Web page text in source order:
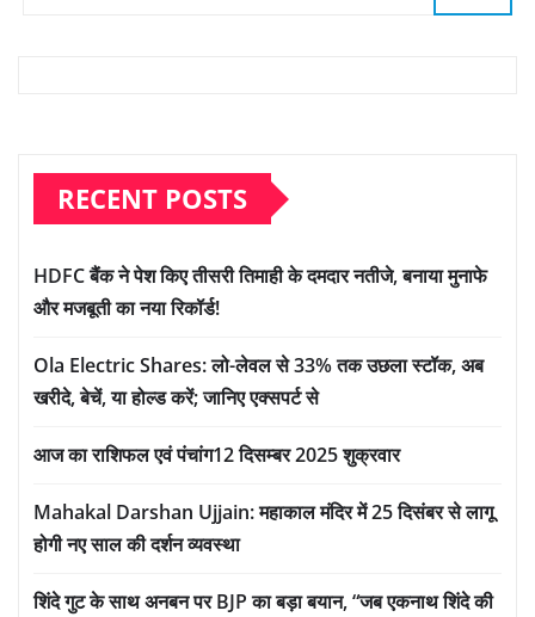
RECENT POSTS
HDFC बैंक ने पेश किए तीसरी तिमाही के दमदार नतीजे, बनाया मुनाफे
और मजबूती का नया रिकॉर्ड!
Ola Electric Shares: लो-लेवल से 33% तक उछला स्टॉक, अब
खरीदे, बेचें, या होल्ड करें; जानिए एक्सपर्ट से
आज का राशिफल एवं पंचांग12 दिसम्बर 2025 शुक्रवार
Mahakal Darshan Ujjain: महाकाल मंदिर में 25 दिसंबर से लागू
होगी नए साल की दर्शन व्यवस्था
शिंदे गुट के साथ अनबन पर BJP का बड़ा बयान, “जब एकनाथ शिंदे की